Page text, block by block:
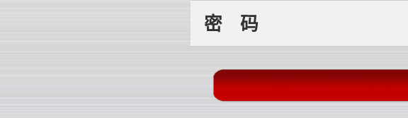
密 码